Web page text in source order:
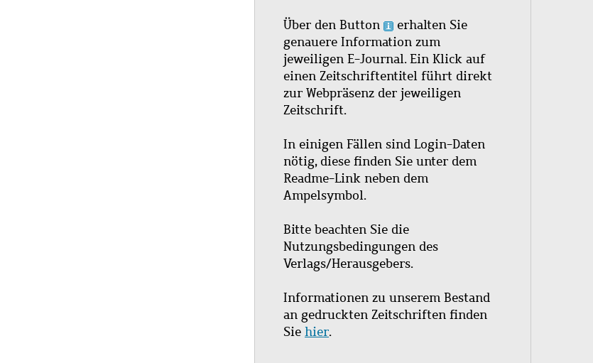
Über den Button
erhalten Sie
genauere Information zum
jeweiligen E-Journal. Ein Klick auf
einen Zeitschriftentitel führt direkt
zur Webpräsenz der jeweiligen
Zeitschrift.
In einigen Fällen sind Login-Daten
nötig, diese finden Sie unter dem
Readme-Link neben dem
Ampelsymbol.
Bitte beachten Sie die
Nutzungsbedingungen des
Verlags/Herausgebers.
Informationen zu unserem Bestand
an gedruckten Zeitschriften finden
Sie hier.